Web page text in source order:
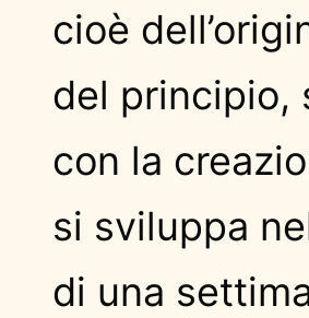
cioè
del principio,
con la
si sviluppa
di una